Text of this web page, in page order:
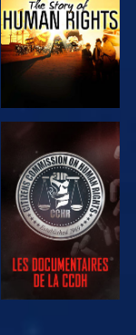
REGARDER